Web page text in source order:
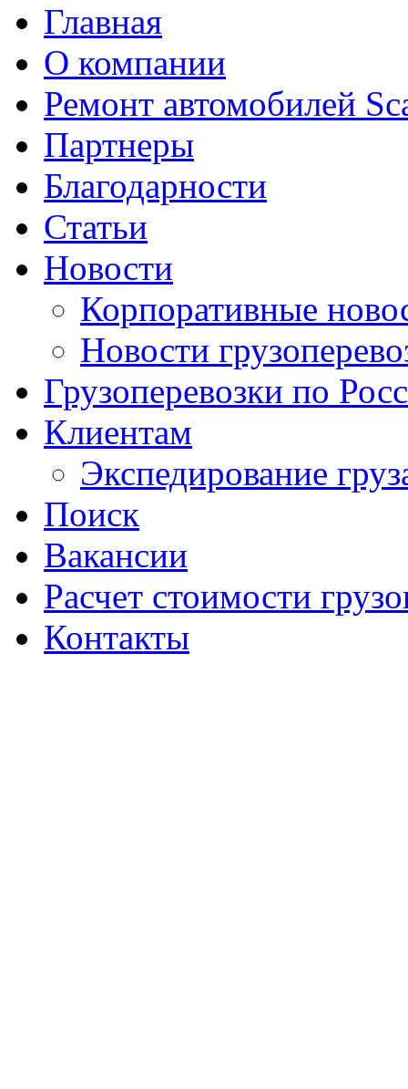
Главная
О компании
Ремонт автомобилей
Партнеры
Благодарности
Статьи
Новости
Корпоративные
Новости
Грузоперевозки по
Клиентам
Экспедирование
Поиск
Вакансии
Расчет стоимости
Контакты